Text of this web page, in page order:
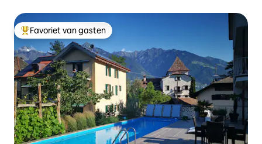
Topfavoriet van gasten
Favoriet van gasten